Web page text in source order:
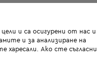
и са осигурени от нас и
и за анализиране на
Ако сте съгласни,